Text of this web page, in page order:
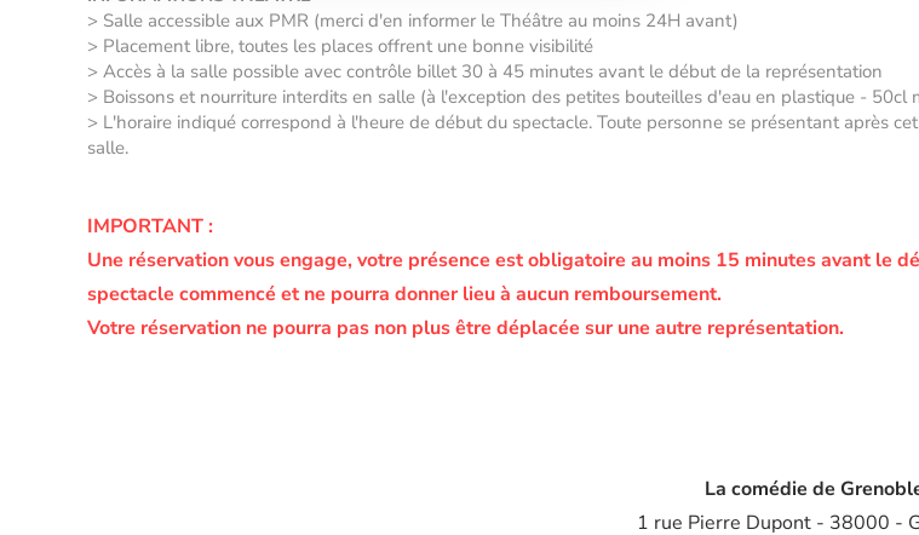
> Salle accessible aux PMR (merci d'en informer le Théâtre au moins 24H avant)
> Placement libre, toutes les places offrent une bonne visibilité
> Accès à la salle possible avec contrôle billet 30 à 45 minutes avant le début de la représentation
> Boissons et nourriture interdits en salle (à l'exception des petites bouteilles d'eau en plastique - 50cl
> L'horaire indiqué correspond à l'heure de début du spectacle. Toute personne se présentant après
salle.
IMPORTANT :
Une réservation vous engage, votre présence est obligatoire au moins 15 minutes avant le
spectacle commencé et ne pourra donner lieu à aucun remboursement.
Votre réservation ne pourra pas non plus être déplacée sur une autre représentation.
La comédie de
1 rue Pierre Dupont - 38000 -